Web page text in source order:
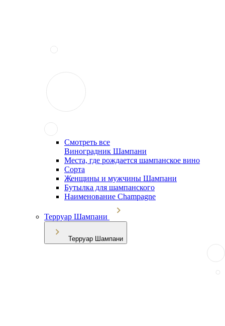
Смотреть все
Виноградник Шампани
Места, где рождается шампанское вино
Сорта
Женщины и мужчины Шампани
Бутылка для шампанского
Наименование Champagne
Терруар Шампани
Терруар Шампани